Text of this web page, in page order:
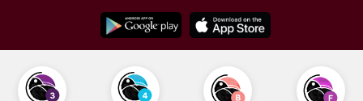
content